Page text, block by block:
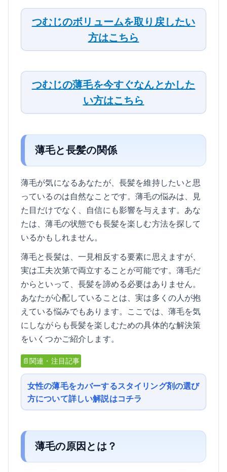
つむじのボリュームを取り戻したい
方はこちら
つむじの薄毛を今すぐなんとかした
い方はこちら
薄毛と長髪の関係
薄毛が気になるあなたが、長髪を維持したいと思
っているのは自然なことです。薄毛の悩みは、見
た目だけでなく、自信にも影響を与えます。あな
たは、薄毛の状態でも長髪を楽しむ方法を探して
いるかもしれません。
薄毛と長髪は、一見相反する要素に思えますが、
実は工夫次第で両立することが可能です。薄毛だ
からといって、長髪を諦める必要はありません。
あなたが心配していることは、実は多くの人が抱
えている悩みでもあります。ここでは、薄毛を気
にしながらも長髪を楽しむための具体的な解決策
をいくつかご紹介します。
📄関連・注目記事
女性の薄毛をカバーするスタイリング剤の選び
方について詳しい解説はコチラ
薄毛の原因とは？